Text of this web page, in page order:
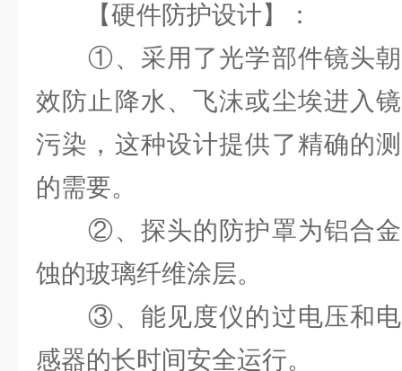
【硬件防护设计】：
①、采用了光学部件镜头朝
效防止降水、飞沫或尘埃进入
污染，这种设计提供了精确的
的需要。
②、探头的防护罩为铝合金
蚀的玻璃纤维涂层。
③、能见度仪的过电压和电
感器的长时间安全运行。